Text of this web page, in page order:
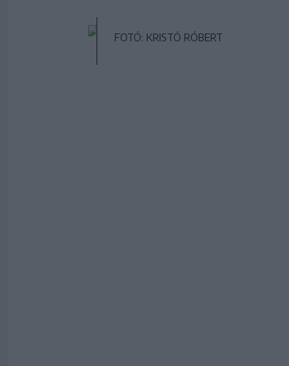
FOTÓ: KRISTÓ RÓBERT